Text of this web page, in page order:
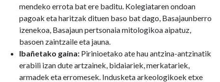
mendeko errota bat ere baditu. Kolegiataren ondoan
pagoak eta haritzak dituen baso bat dago, Basajaunberro
izenekoa, Basajaun pertsonaia mitologikoa aipatuz,
basoen zaintzaile eta jauna.
Ibañetako gaina: Pirinioetako ate hau antzina-antzinatik
erabili izan dute artzainek, bidaiariek, merkatariek,
armadek eta erromesek. Indusketa arkeologikoek etxe